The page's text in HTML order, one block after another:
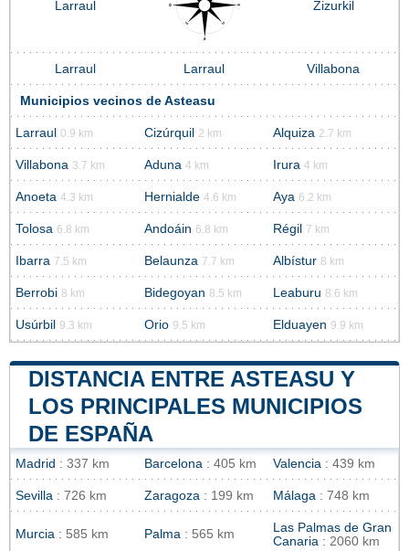
Larraul Zizurkil
Larraul Larraul Villabona
Municipios vecinos de Asteasu
Larraul 0.9 km Cizúrquil 2 km Alquiza 2.7 km
Villabona 3.7 km Aduna 4 km Irura 4 km
Anoeta 4.3 km Hernialde 4.6 km Aya 6.2 km
Tolosa 6.8 km Andoáin 6.8 km Régil 7 km
Ibarra 7.5 km Belaunza 7.7 km Albístur 8 km
Berrobi 8 km Bidegoyan 8.5 km Leaburu 8.6 km
Usúrbil 9.3 km Orio 9.5 km Elduayen 9.9 km
DISTANCIA ENTRE ASTEASU Y
LOS PRINCIPALES MUNICIPIOS
DE ESPAÑA
Madrid : 337 km Barcelona : 405 km Valencia : 439 km
Sevilla : 726 km Zaragoza : 199 km Málaga : 748 km
Murcia : 585 km Palma : 565 km
Las Palmas de Gran
Canaria : 2060 km